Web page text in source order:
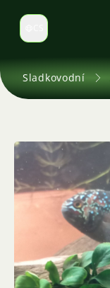
Select language
Sladkovodní